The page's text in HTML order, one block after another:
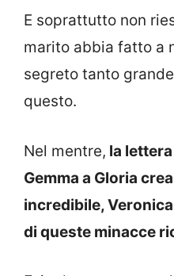
E soprattutto non
marito abbia fatto a
segreto tanto
questo.
Nel mentre, la
Gemma a Gloria
incredibile,
di queste minacce